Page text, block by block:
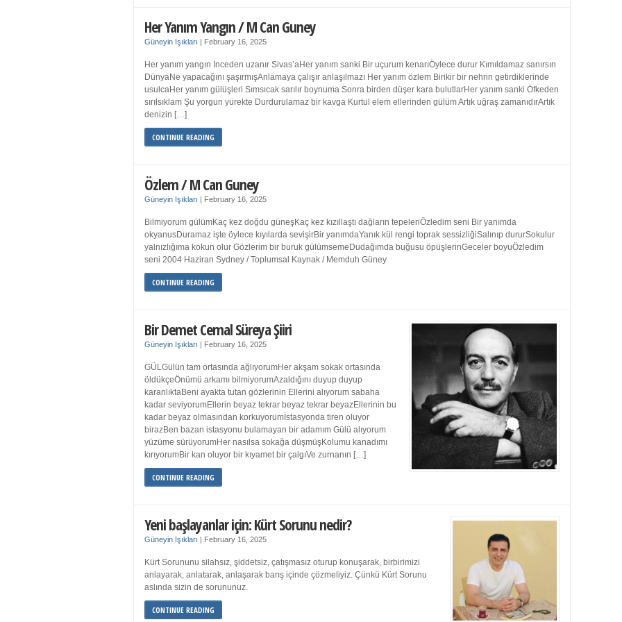
Her Yanım Yangın / M Can Guney
Güneyin Işıkları February 16, 2025
Her yanım yangın İnceden uzanır Sivas’aHer yanım sanki Bir uçurum kenarıÖylece durur Kımıldamaz sanırsın
DünyaNe yapacağını şaşırmışAnlamaya çalışır anlaşılmazı Her yanım özlem Birikir bir nehrin getirdiklerinde
usulcaHer yanım gülüşleri Sımsıcak sarılır boynuma Sonra birden düşer kara bulutlarHer yanım sanki Öfkeden
sırılsıklam Şu yorgun yürekte Durdurulamaz bir kavga Kurtul elem ellerinden gülüm Artık uğraş zamanıdırArtık
denizin […]
CONTINUE READING
Özlem / M Can Guney
Güneyin Işıkları February 16, 2025
Bilmiyorum gülümKaç kez doğdu güneşKaç kez kızıllaştı dağların tepeleriÖzledim seni Bir yanımda
okyanusDuramaz işte öylece kıyılarda sevişirBir yanımdaYanık kül rengi toprak sessizliğiSalınıp dururSokulur
yalnızlığıma kokun olur Gözlerim bir buruk gülümsemeDudağımda buğusu öpüşlerinGeceler boyuÖzledim
seni 2004 Haziran Sydney / Toplumsal Kaynak / Memduh Güney
CONTINUE READING
Bir Demet Cemal Süreya Şiiri
Güneyin Işıkları February 16, 2025
GÜLGülün tam ortasında ağlıyorumHer akşam sokak ortasında
öldükçeÖnümü arkamı bilmiyorumAzaldığını duyup duyup
karanlıktaBeni ayakta tutan gözlerinin Ellerini alıyorum sabaha
kadar seviyorumEllerin beyaz tekrar beyaz tekrar beyazEllerinin bu
kadar beyaz olmasından korkuyorumİstasyonda tiren oluyor
birazBen bazan istasyonu bulamayan bir adamım Gülü alıyorum
yüzüme sürüyorumHer nasılsa sokağa düşmüşKolumu kanadımı
kırıyorumBir kan oluyor bir kıyamet bir çalgıVe zurnanın […]
CONTINUE READING
Yeni başlayanlar için: Kürt Sorunu nedir?
Güneyin Işıkları February 16, 2025
Kürt Sorununu silahsız, şiddetsiz, çatışmasız oturup konuşarak, birbirimizi
anlayarak, anlatarak, anlaşarak barış içinde çözmeliyiz. Çünkü Kürt Sorunu
aslında sizin de sorununuz.
CONTINUE READING